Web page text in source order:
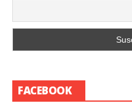
FACEBOOK